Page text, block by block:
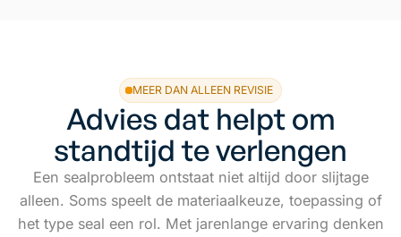
MEER DAN ALLEEN REVISIE
Advies dat helpt om
standtijd te verlengen
Een sealprobleem ontstaat niet altijd door slijtage
alleen. Soms speelt de materiaalkeuze, toepassing of
het type seal een rol. Met jarenlange ervaring denken